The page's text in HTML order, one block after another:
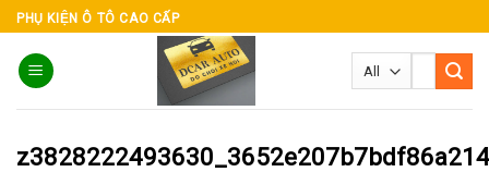
Skip
to
content
PHỤ KIỆN Ô TÔ CAO CẤP